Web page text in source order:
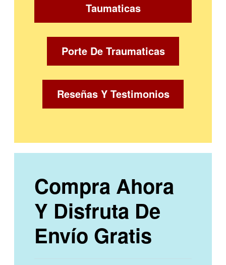
Taumaticas
Porte De Traumaticas
Reseñas Y Testimonios
Compra Ahora
Y Disfruta De
Envío Gratis